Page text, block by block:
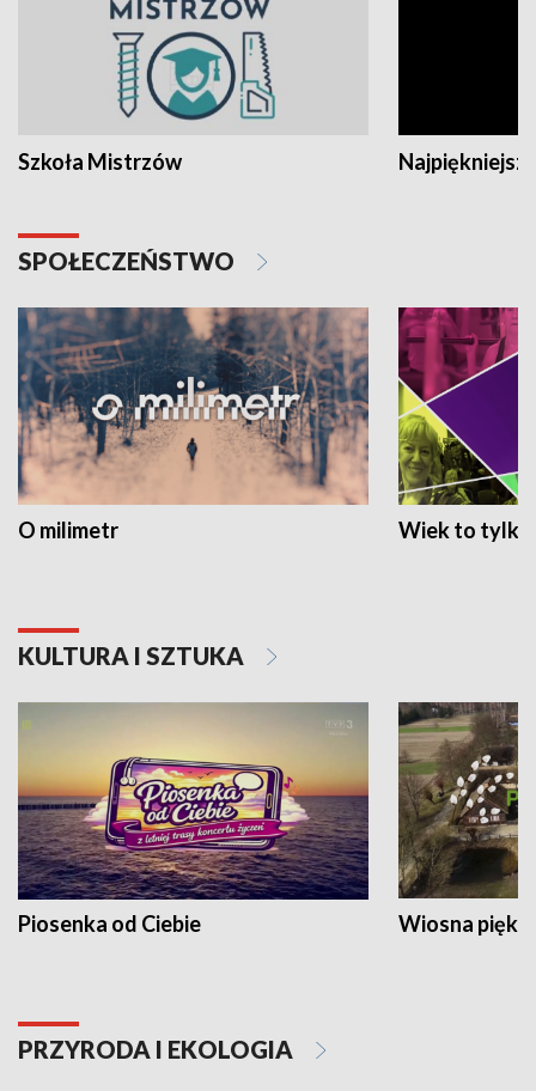
Szkoła Mistrzów
SPOŁECZEŃSTWO
O milimetr Wiek to tylko
KULTURA I SZTUKA
Piosenka od Ciebie Wiosna
PRZYRODA I EKOLOGIA